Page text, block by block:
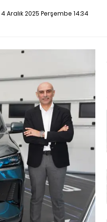
4 Aralık 2025 Perşembe 14:34